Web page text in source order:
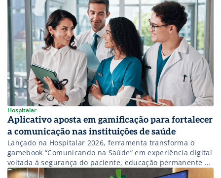
Hospitalar
Aplicativo aposta em gamificação para fortalecer
a comunicação nas instituições de saúde
Lançado na Hospitalar 2026, ferramenta transforma o
gamebook “Comunicando na Saúde” em experiência digital
voltada à segurança do paciente, educação permanente e
cultura organizacional.